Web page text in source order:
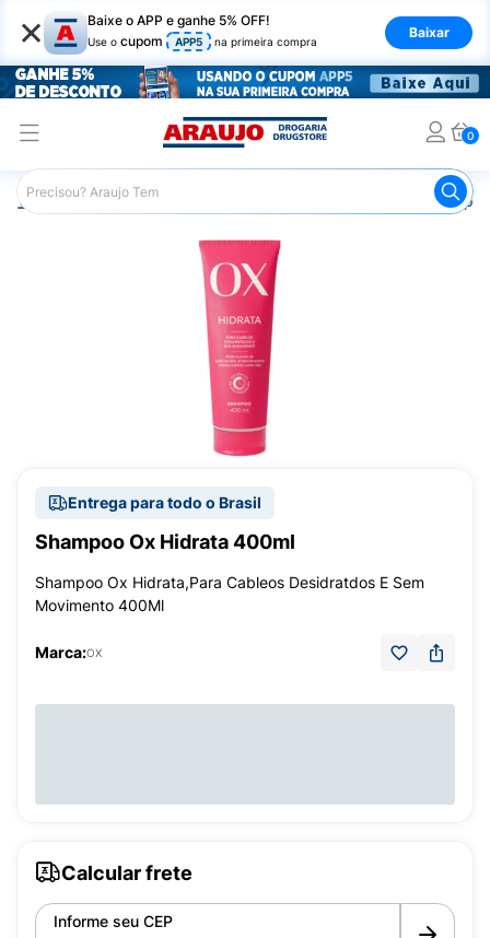
× Baixe o APP e ganhe 5% OFF!
Use o cupom APP5 na primeira compra
Baixar
0
Araujo Cabelo Cabelos de Todos os Tipos
Entrega para todo o Brasil
Shampoo Ox Hidrata 400ml
Shampoo Ox Hidrata,Para Cableos Desidratdos E Sem
Movimento 400Ml
Marca:OX
Calcular frete
Informe seu CEP